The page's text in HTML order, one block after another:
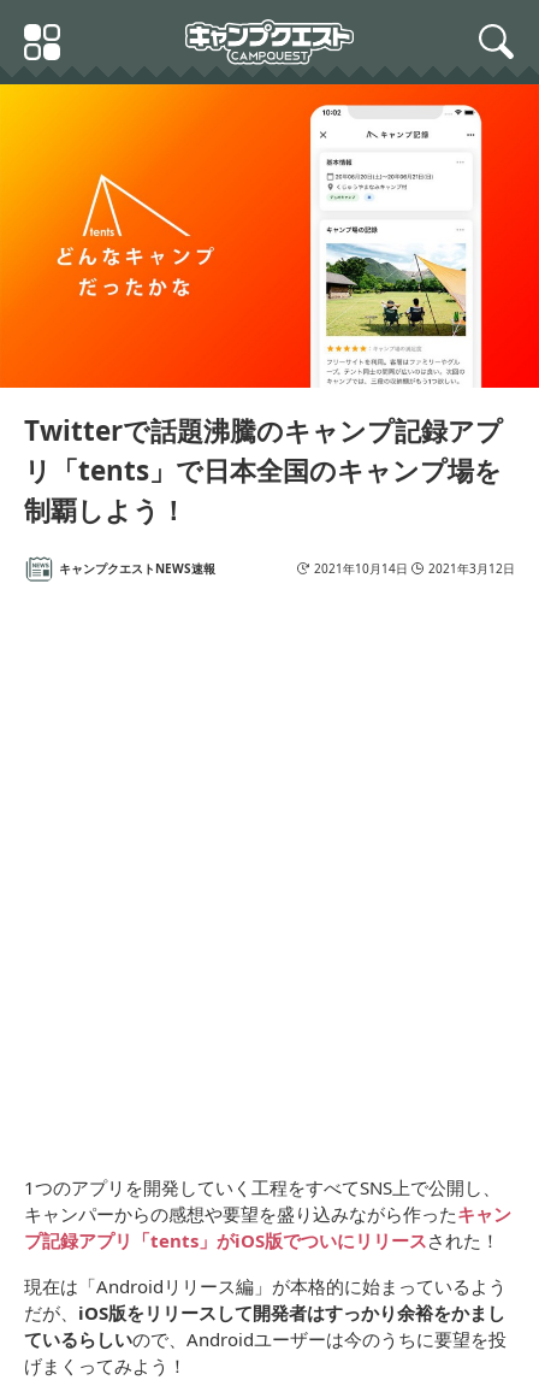
Primary
Menu
search
Twitterで話題沸騰のキャンプ記録アプ
リ「tents」で日本全国のキャンプ場を
制覇しよう！
キャンプクエストNEWS速報 2021年10月14日 2021年3月12日
1つのアプリを開発していく工程をすべてSNS上で公開し、
キャンパーからの感想や要望を盛り込みながら作ったキャン
プ記録アプリ「tents」がiOS版でついにリリースされた！
現在は「Androidリリース編」が本格的に始まっているよう
だが、 iOS版をリリースして開発者はすっかり余裕をかまし
ているらしいので、Androidユーザーは今のうちに要望を投
げまくってみよう！